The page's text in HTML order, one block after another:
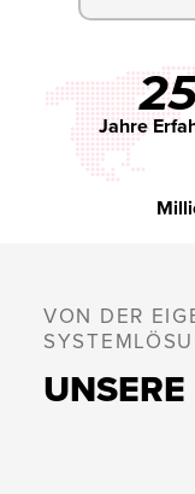
Jahre
VON DER